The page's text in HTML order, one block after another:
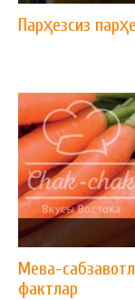
Парҳезсиз
Мева-
фактлар